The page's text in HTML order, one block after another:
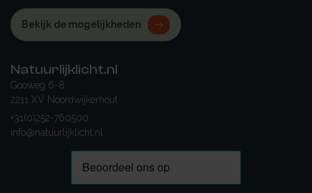
Bekijk de mogelijkheden
Natuurlijklicht.nl
Gooweg 6-8
2211 XV Noordwijkerhout
+31(0)252-760500
info@natuurlijklicht.nl